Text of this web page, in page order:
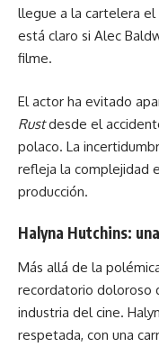
llegue a la cartelera el
está claro si Alec
filme.
El actor ha evitado
Rustdesde el
polaco. La
refleja la complejidad
producción.
Halyna Hutchins:
Más allá de la
recordatorio doloroso
industria del cine.
respetada, con una